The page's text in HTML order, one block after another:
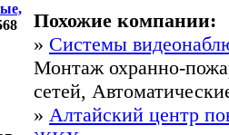
Похожие компании:
» Системы
Монтаж охранно-
сетей,
» Алтайский центр